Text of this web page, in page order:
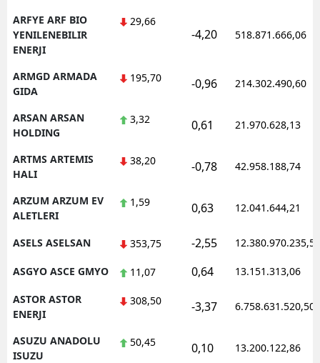
ARFYE ARF BIO
YENILENEBILIR
ENERJI
29,66
-4,20 518.871.666,06
ARMGD ARMADA
GIDA
195,70 -0,96 214.302.490,60
ARSAN ARSAN
HOLDING
3,32 0,61 21.970.628,13
ARTMS ARTEMIS
HALI
38,20 -0,78 42.958.188,74
ARZUM ARZUM EV
ALETLERI
1,59 0,63 12.041.644,21
ASELS ASELSAN 353,75 -2,55 12.380.970.235,50
ASGYO ASCE GMYO 11,07 0,64 13.151.313,06
ASTOR ASTOR
ENERJI
308,50 -3,37 6.758.631.520,50
ASUZU ANADOLU
ISUZU
50,45 0,10 13.200.122,86